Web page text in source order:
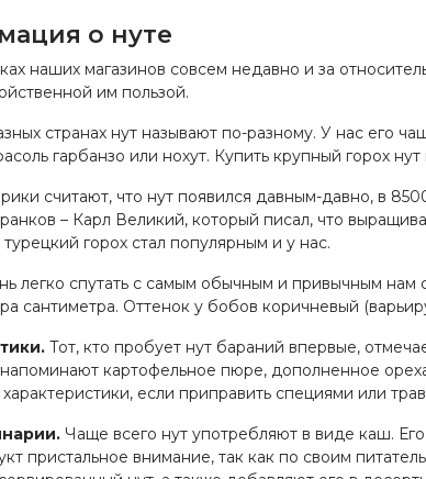
о нуте
наших магазинов совсем недавно и за
им пользой.
странах нут называют по-разному. У нас его
гарбанзо или нохут. Купить крупный горох
считают, что нут появился давным-давно, в
– Карл Великий, который писал, что
горох стал популярным и у нас.
легко спутать с самым обычным и привычным
сантиметра. Оттенок у бобов коричневый
Тот, кто пробует нут бараний впервые,
картофельное пюре, дополненное
если приправить специями или
Чаще всего нут употребляют в виде каш.
пристальное внимание, так как по своим